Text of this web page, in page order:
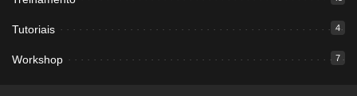
Tutoriais 4
Workshop 7